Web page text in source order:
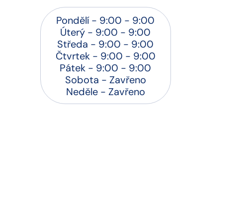
Pondělí - 9:00 - 9:00
Úterý - 9:00 - 9:00
Středa - 9:00 - 9:00
Čtvrtek - 9:00 - 9:00
Pátek - 9:00 - 9:00
Sobota - Zavřeno
Neděle - Zavřeno